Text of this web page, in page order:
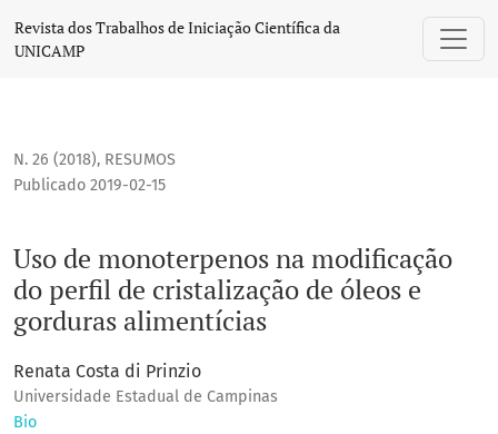
Uso de monoterpenos na modificação do perfil de
Revista dos Trabalhos de Iniciação Científica da
UNICAMP
N. 26 (2018), RESUMOS
Uso de monoterpenos na modificação
do perfil de cristalização de óleos e
gorduras alimentícias
Publicado 2019-02-15
Renata Costa di Prinzio
Universidade Estadual de Campinas
Bio